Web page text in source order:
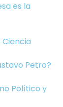
es la
Petro?
Político y